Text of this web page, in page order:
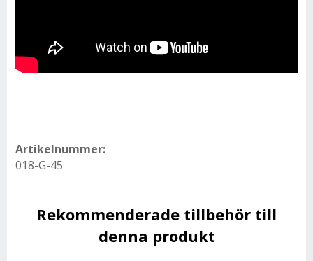
Artikelnummer:
018-G-45
Rekommenderade tillbehör till
denna produkt